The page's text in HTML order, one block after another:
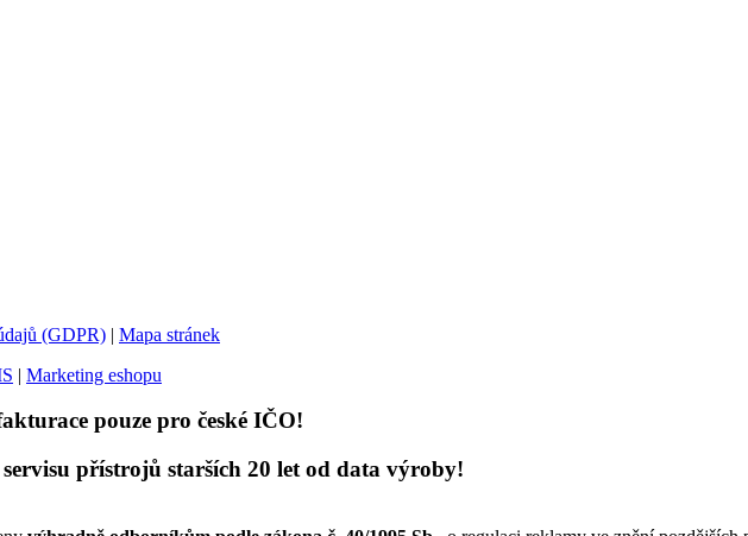
(GDPR) | Mapa stránek
| Marketing eshopu
pouze pro české IČO!
přístrojů starších 20 let od data výroby!